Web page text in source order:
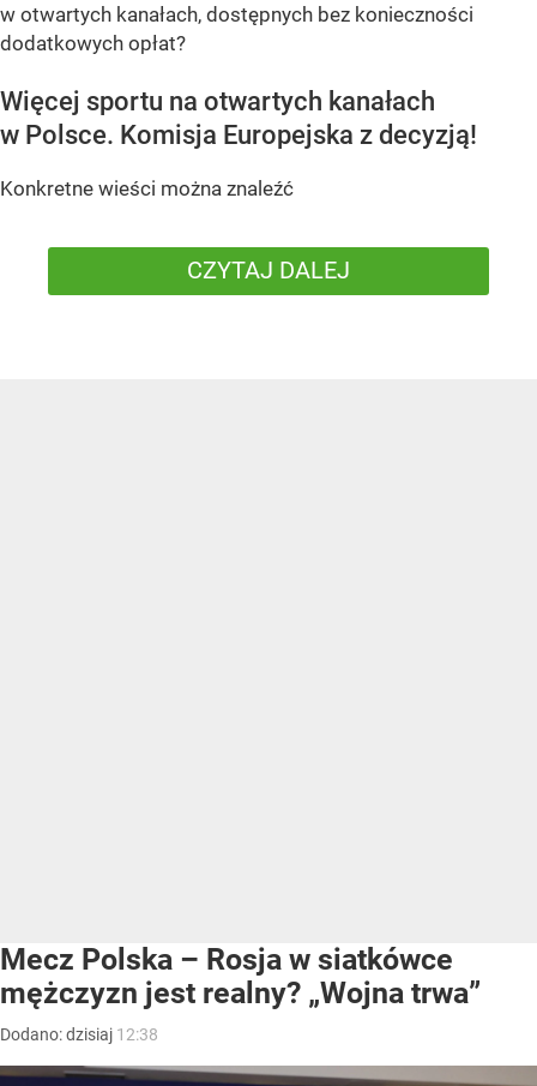
w otwartych kanałach, dostępnych bez konieczności
dodatkowych opłat?
Więcej sportu na otwartych kanałach
w Polsce. Komisja Europejska z decyzją!
Konkretne wieści można znaleźć
CZYTAJ DALEJ
Mecz Polska – Rosja w siatkówce
mężczyzn jest realny? „Wojna trwa”
Dodano:dzisiaj 12:38